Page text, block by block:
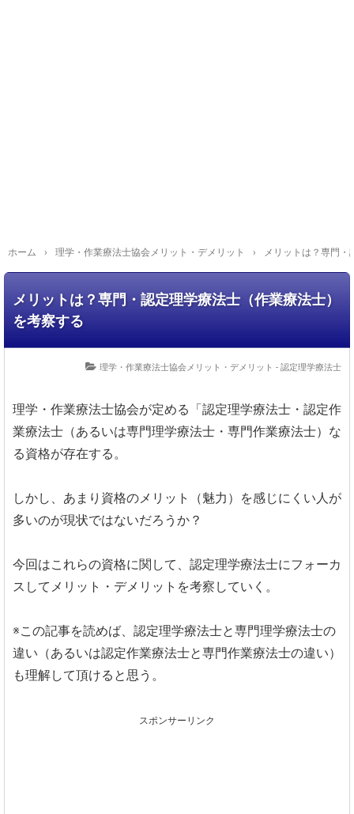
ホーム › 理学・作業療法士協会メリット・デメリット › メリットは？専門・
メリットは？専門・認定理学療法士（作業療法士）
を考察する
理学・作業療法士協会メリット・デメリット - 認定理学療法士
理学・作業療法士協会が定める「認定理学療法士・認定作
業療法士（あるいは専門理学療法士・専門作業療法士）な
る資格が存在する。
しかし、あまり資格のメリット（魅力）を感じにくい人が
多いのが現状ではないだろうか？
今回はこれらの資格に関して、認定理学療法士にフォーカ
スしてメリット・デメリットを考察していく。
※この記事を読めば、認定理学療法士と専門理学療法士の
違い（あるいは認定作業療法士と専門作業療法士の違い）
も理解して頂けると思う。
スポンサーリンク